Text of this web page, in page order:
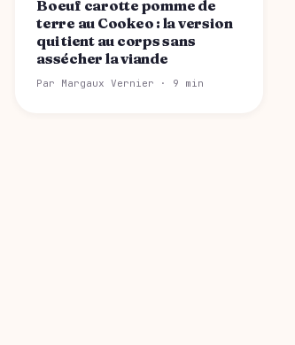
Boeuf carotte pomme de
terre au Cookeo : la version
qui tient au corps sans
assécher la viande
Par Margaux Vernier · 9 min